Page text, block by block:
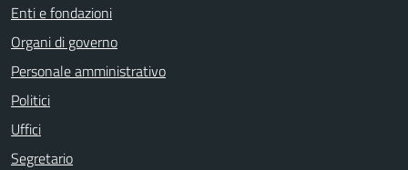
Enti e fondazioni
Organi di governo
Personale amministrativo
Politici
Uffici
Segretario